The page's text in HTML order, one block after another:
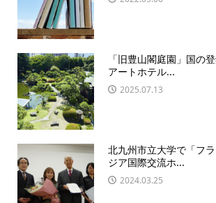
「旧豊山閣庭園」国の
アートホテル...
2025.07.13
北九州市立大学で「フ
ジア国際交流ホ...
2024.03.25